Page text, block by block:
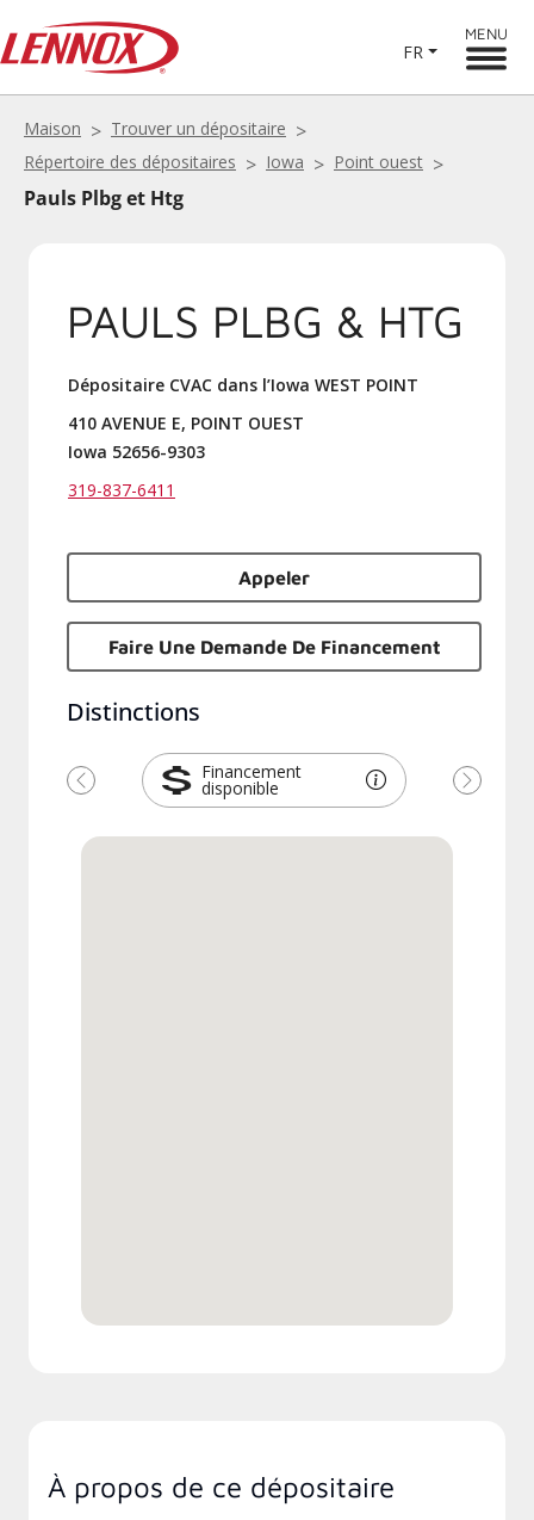
FR
MENU
Maison
Trouver un dépositaire
Répertoire des dépositaires
Iowa Point ouest
Pauls Plbg et Htg
PAULS PLBG & HTG
Dépositaire CVAC dans l’Iowa WEST POINT
410 AVENUE E, POINT OUEST
Iowa 52656-9303
319-837-6411
Appeler
Faire Une Demande De Financement
Distinctions
Financement
disponible
Previous Next
À propos de ce dépositaire